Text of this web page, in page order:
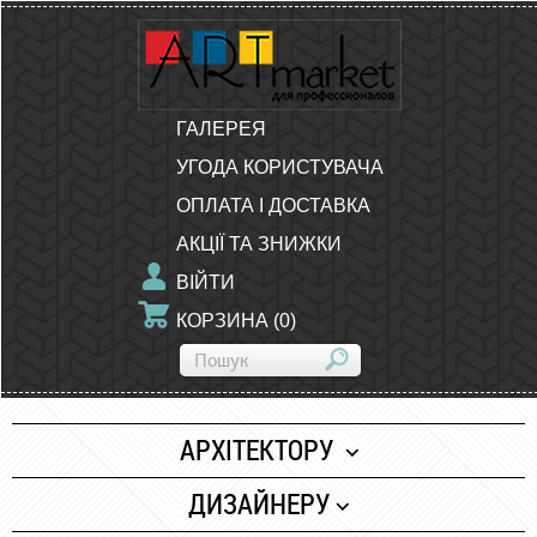
ГАЛЕРЕЯ
УГОДА КОРИСТУВАЧА
ОПЛАТА І ДОСТАВКА
АКЦІЇ ТА ЗНИЖКИ
ВІЙТИ
КОРЗИНА (0)
АРХІТЕКТОРУ
Папір
ДИЗАЙНЕРУ